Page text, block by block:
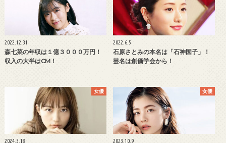
2022.12.31
森七菜の年収は１億３０００万円！
収入の大半はCM！
2022.6.5
石原さとみの本名は「石神国子」！
芸名は創価学会から！
女優
2024.3.18
女優
2023.10.9